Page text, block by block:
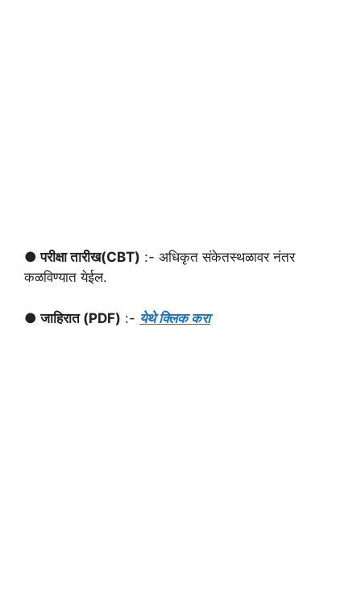
● परीक्षा तारीख(CBT) :- अधिकृत संकेतस्थळावर नंतर
कळविण्यात येईल.
● जाहिरात (PDF) :- येथे क्लिक करा